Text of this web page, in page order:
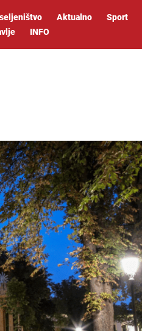
Aktualno Sport
INFO